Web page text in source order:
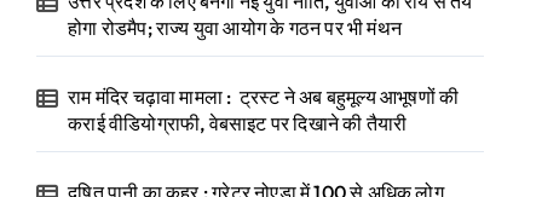
होगा रोडमैप; राज्य युवा आयोग के गठन पर भी मंथन
राम मंदिर चढ़ावा मामला : ट्रस्ट ने अब बहुमूल्य आभूषणों की
कराई वीडियोग्राफी, वेबसाइट पर दिखाने की तैयारी